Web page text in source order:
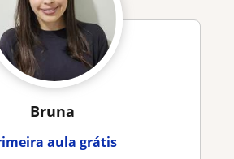
Bruna
aula grátis